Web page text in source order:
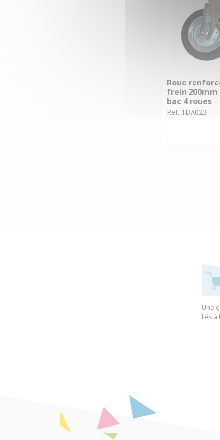
Roue
frein 200mm
bac 4 roues
Réf. 1DA023
Une
liés à